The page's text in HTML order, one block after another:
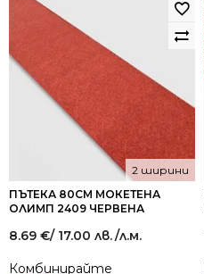
ПЪТЕКА 80СМ МОКЕТЕНА
ОЛИМП 2409 ЧЕРВЕНА
2 ширини
8.69 €/ 17.00 лв./л.м.
Комбинирайте